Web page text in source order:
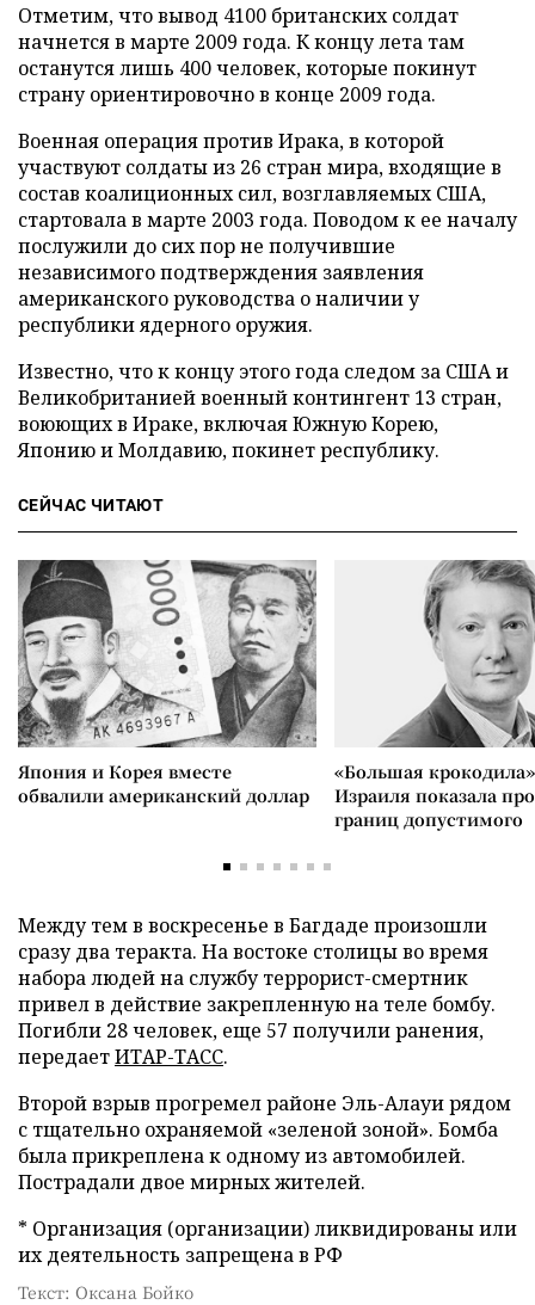
Отметим, что вывод 4100 британских солдат
начнется в марте 2009 года. К концу лета там
останутся лишь 400 человек, которые покинут
страну ориентировочно в конце 2009 года.
Военная операция против Ирака, в которой
участвуют солдаты из 26 стран мира, входящие в
состав коалиционных сил, возглавляемых США,
стартовала в марте 2003 года. Поводом к ее началу
послужили до сих пор не получившие
независимого подтверждения заявления
американского руководства о наличии у
республики ядерного оружия.
Известно, что к концу этого года следом за США и
Великобританией военный контингент 13 стран,
воюющих в Ираке, включая Южную Корею,
Японию и Молдавию, покинет республику.
СЕЙЧАС ЧИТАЮТ
Япония и Корея вместе
обвалили американский доллар
«Большая
Израиля показала
границ допустимого
Между тем в воскресенье в Багдаде произошли
сразу два теракта. На востоке столицы во время
набора людей на службу террорист-смертник
привел в действие закрепленную на теле бомбу.
Погибли 28 человек, еще 57 получили ранения,
передаетИТАР-ТАСС.
Второй взрыв прогремел районе Эль-Алауи рядом
с тщательно охраняемой «зеленой зоной». Бомба
была прикреплена к одному из автомобилей.
Пострадали двое мирных жителей.
* Организация (организации) ликвидированы или
их деятельность запрещена в РФ
Текст: Оксана Бойко